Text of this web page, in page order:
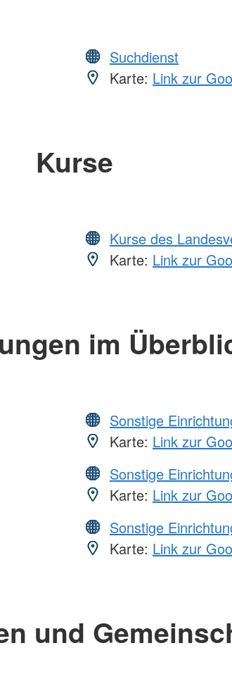
Suchdienst
Karte: Link zur
Kurse
Kurse des
Karte: Link zur
im
Sonstige
Karte: Link zur
Sonstige
Karte: Link zur
Sonstige
Karte: Link zur
und